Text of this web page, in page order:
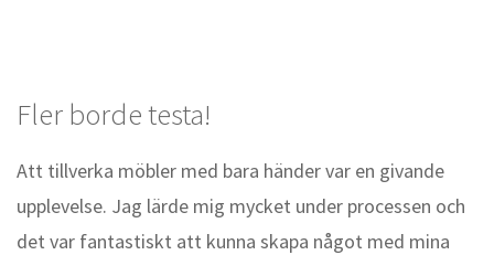
Fler borde testa!
Att tillverka möbler med bara händer var en givande
upplevelse. Jag lärde mig mycket under processen och
det var fantastiskt att kunna skapa något med mina